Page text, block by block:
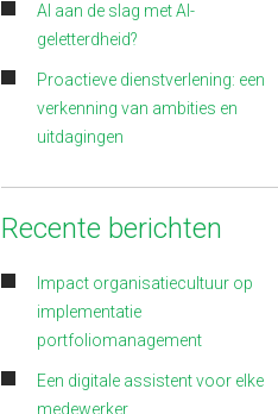
Al aan de slag met AI-
geletterdheid?
Proactieve dienstverlening: een
verkenning van ambities en
uitdagingen
Recente berichten
Impact organisatiecultuur op
implementatie
portfoliomanagement
Een digitale assistent voor elke
medewerker